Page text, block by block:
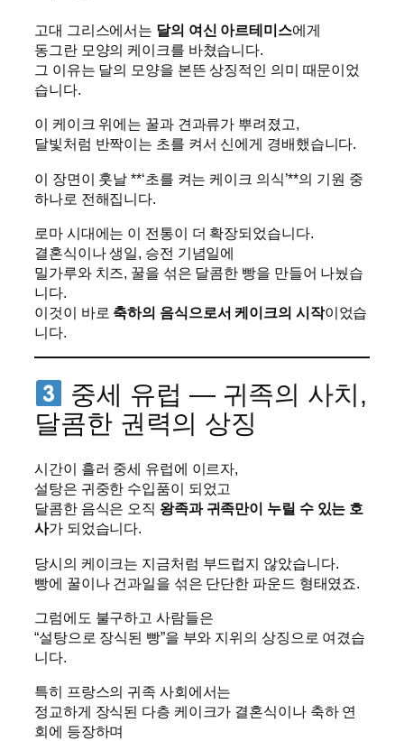
고대 그리스에서는 달의 여신 아르테미스에게
동그란 모양의 케이크를 바쳤습니다.
그 이유는 달의 모양을 본뜬 상징적인 의미 때문이었
습니다.
이 케이크 위에는 꿀과 견과류가 뿌려졌고,
달빛처럼 반짝이는 초를 켜서 신에게 경배했습니다.
이 장면이 훗날 **‘초를 켜는 케이크 의식’**의 기원 중
하나로 전해집니다.
로마 시대에는 이 전통이 더 확장되었습니다.
결혼식이나 생일, 승전 기념일에
밀가루와 치즈, 꿀을 섞은 달콤한 빵을 만들어 나눴습
니다.
이것이 바로 축하의 음식으로서 케이크의 시작이었습
니다.
중세 유럽 — 귀족의 사치,
달콤한 권력의 상징
시간이 흘러 중세 유럽에 이르자,
설탕은 귀중한 수입품이 되었고
달콤한 음식은 오직 왕족과 귀족만이 누릴 수 있는 호
사가 되었습니다.
당시의 케이크는 지금처럼 부드럽지 않았습니다.
빵에 꿀이나 건과일을 섞은 단단한 파운드 형태였죠.
그럼에도 불구하고 사람들은
“설탕으로 장식된 빵”을 부와 지위의 상징으로 여겼습
니다.
특히 프랑스의 귀족 사회에서는
정교하게 장식된 다층 케이크가 결혼식이나 축하 연
회에 등장하며